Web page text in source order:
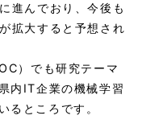
進んでおり、今後も
拡大すると予想され
）でも研究テーマ
内IT企業の機械学習
るところです。